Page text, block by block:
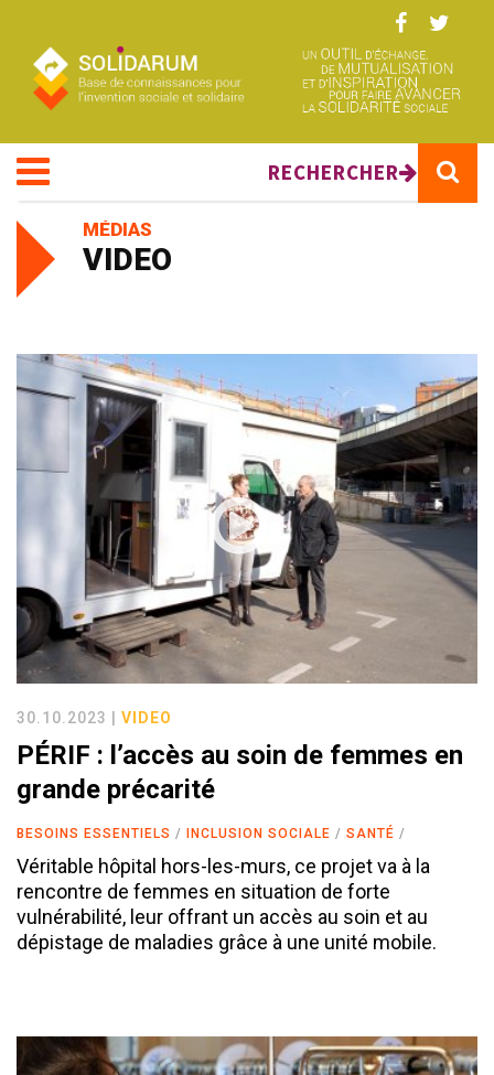
RECHERCHER
MÉDIAS
VIDEO
30.10.2023 | VIDEO
PÉRIF : l’accès au soin de femmes en
grande précarité
BESOINS ESSENTIELS INCLUSION SOCIALE SANTÉ
Véritable hôpital hors-les-murs, ce projet va à la
rencontre de femmes en situation de forte
vulnérabilité, leur offrant un accès au soin et au
dépistage de maladies grâce à une unité mobile.